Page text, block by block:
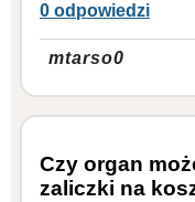
0 odpowiedzi
mtarso0
Czy organ
zaliczki na